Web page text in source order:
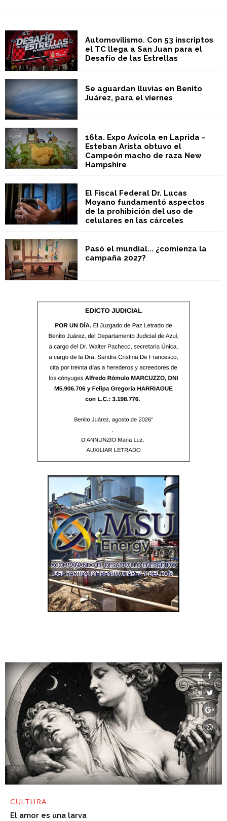
Automovilismo. Con 53 inscriptos
el TC llega a San Juan para el
Desafío de las Estrellas
Se aguardan lluvias en Benito
Juárez, para el viernes
16ta. Expo Avícola en Laprida -
Esteban Arista obtuvo el
Campeón macho de raza New
Hampshire
El Fiscal Federal Dr. Lucas
Moyano fundamentó aspectos
de la prohibición del uso de
celulares en las cárceles
Pasó el mundial... ¿comienza la
campaña 2027?
CULTURA
El amor es una larva